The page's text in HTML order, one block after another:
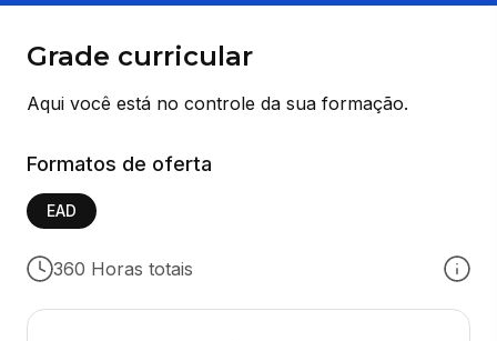
Grade curricular
Aqui você está no controle da sua formação.
Formatos de oferta
EAD
360 Horas totais